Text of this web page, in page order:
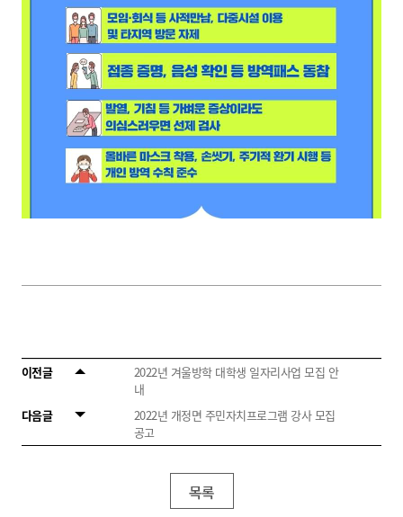
이전글
2022년 겨울방학 대학생 일자리사업 모집 안
내
다음글
2022년 개정면 주민자치프로그램 강사 모집
공고
목록